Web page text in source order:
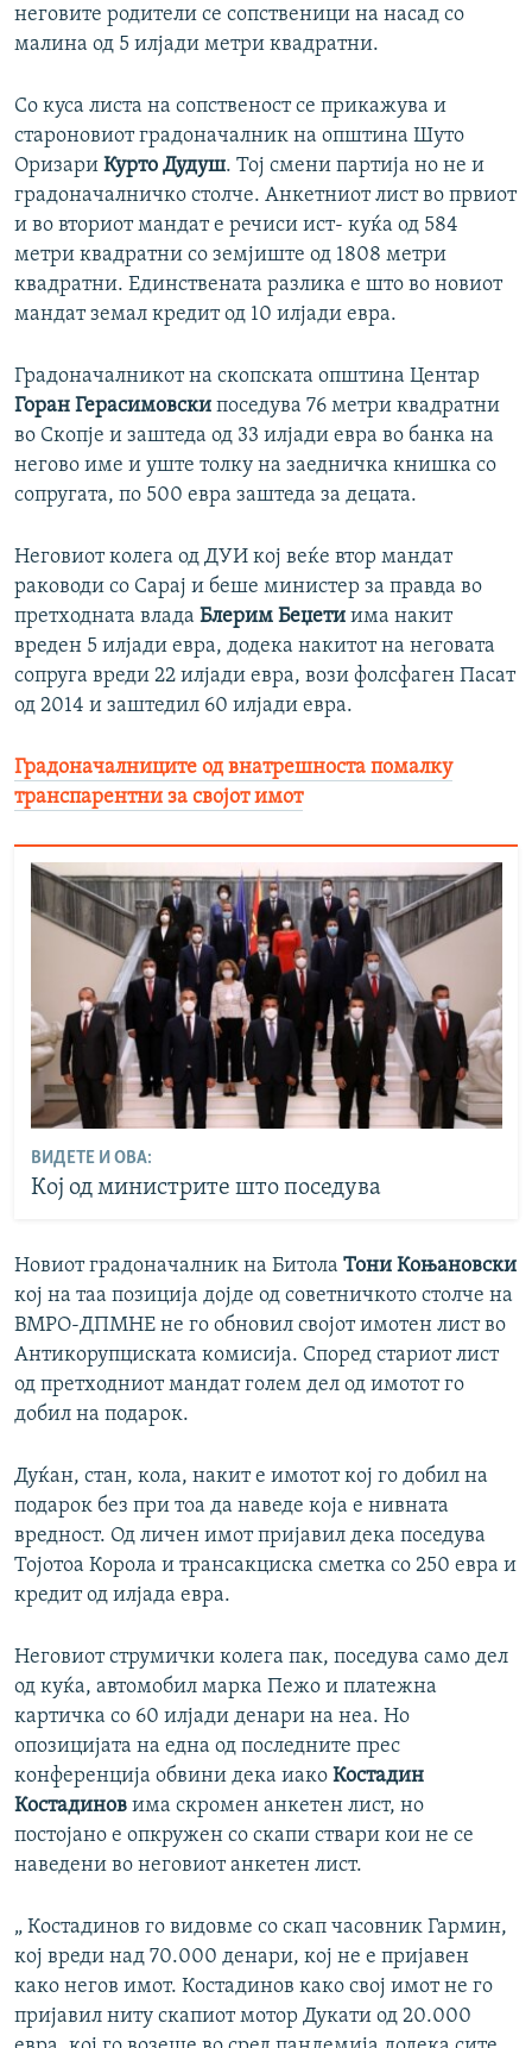
неговите родители се сопственици на насад со
малина од 5 илјади метри квадратни.
Со куса листа на сопственост се прикажува и
староновиот градоначалник на општина Шуто
Оризари Курто Дудуш. Тој смени партија но не и
градоначалничко столче. Анкетниот лист во првиот
и во вториот мандат е речиси ист- куќа од 584
метри квадратни со земјиште од 1808 метри
квадратни. Единствената разлика е што во новиот
мандат земал кредит од 10 илјади евра.
Градоначалникот на скопската општина Центар
Горан Герасимовски поседува 76 метри квадратни
во Скопје и заштеда од 33 илјади евра во банка на
негово име и уште толку на заедничка книшка со
сопругата, по 500 евра заштеда за децата.
Неговиот колега од ДУИ кој веќе втор мандат
раководи со Сарај и беше министер за правда во
претходната влада Блерим Беџети има накит
вреден 5 илјади евра, додека накитот на неговата
сопруга вреди 22 илјади евра, вози фолсфаген Пасат
од 2014 и заштедил 60 илјади евра.
Градоначалниците од внатрешноста помалку
транспарентни за својот имот
ВИДЕТЕ И ОВА:
Кој од министрите што поседува
Новиот градоначалник на Битола Тони Коњановски
кој на таа позиција дојде од советничкото столче на
ВМРО-ДПМНЕ не го обновил својот имотен лист во
Антикорупциската комисија. Според стариот лист
од претходниот мандат голем дел од имотот го
добил на подарок.
Дуќан, стан, кола, накит е имотот кој го добил на
подарок без при тоа да наведе која е нивната
вредност. Од личен имот пријавил дека поседува
Тојотоа Корола и трансакциска сметка со 250 евра и
кредит од илјада евра.
Неговиот струмички колега пак, поседува само дел
од куќа, автомобил марка Пежо и платежна
картичка со 60 илјади денари на неа. Но
опозицијата на една од последните прес
конференција обвини дека иако Костадин
Костадинов има скромен анкетен лист, но
постојано е опкружен со скапи ствари кои не се
наведени во неговиот анкетен лист.
„ Костадинов го видовме со скап часовник Гармин,
кој вреди над 70.000 денари, кој не е пријавен
како негов имот. Костадинов како свој имот не го
пријавил ниту скапиот мотор Дукати од 20.000